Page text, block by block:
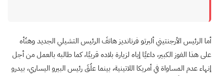
أما الرئيس الأرجنتيني ألبرتو فرنانديز هاتفَ الرئيس التشيلي الجديد وهنّأه
على هذا الفوز الكبير، داعيًا إياه لزيارة بلاده قريبًا، كما طالبه بالعمل من أجل
إنهاء عدم المساواة في أمريكا اللاتينية، بينما علّقَ رئيس البيرو اليساري، بيدرو